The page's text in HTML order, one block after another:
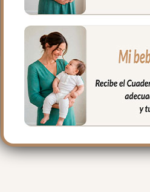
abrasivos y secado al natural.
Medidas: 38 x 58 cms